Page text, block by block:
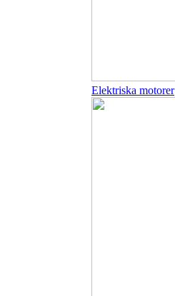
Elektriska motorer